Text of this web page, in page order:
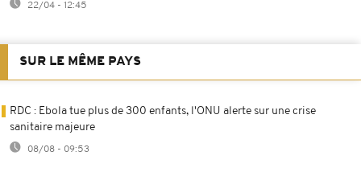
22/04 - 12:45
SUR LE MÊME PAYS
RDC : Ebola tue plus de 300 enfants, l'ONU alerte sur une crise
sanitaire majeure
08/08 - 09:53